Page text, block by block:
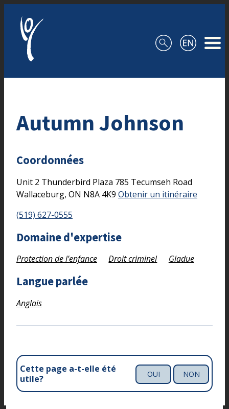
Autumn Johnson
Coordonnées
Unit 2 Thunderbird Plaza 785 Tecumseh Road
Wallaceburg, ON N8A 4K9 Obtenir un itinéraire
(519) 627-0555
Domaine d'expertise
Protection de l’enfance Droit criminel Gladue
Langue parlée
Anglais
Cette page a-t-elle été
utile?
OUI NON